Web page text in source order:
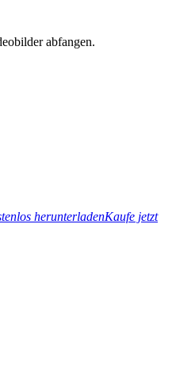
abfangen.
herunterladenKaufe jetzt